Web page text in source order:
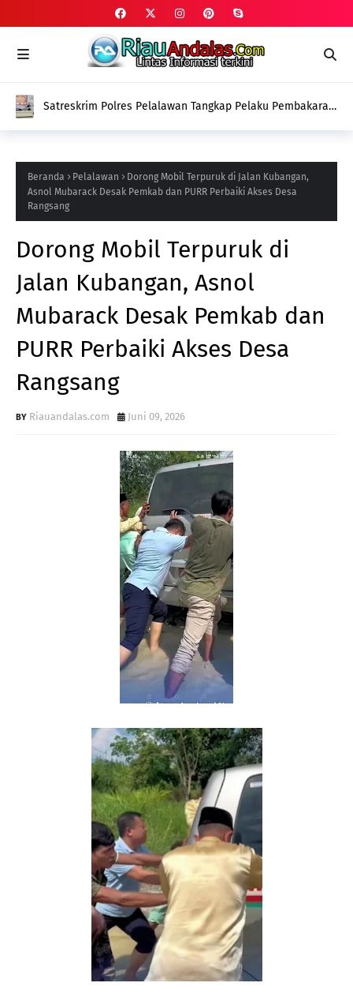
Satreskrim Polres Pelalawan Tangkap Pelaku Pembakaran
Beranda Pelalawan
Dorong Mobil Terpuruk di Jalan Kubangan,
Asnol Mubarack Desak Pemkab dan PURR Perbaiki Akses Desa
Rangsang
Dorong Mobil Terpuruk di
Jalan Kubangan, Asnol
Mubarack Desak Pemkab dan
PURR Perbaiki Akses Desa
Rangsang
Riauandalas.com Juni 09, 2026